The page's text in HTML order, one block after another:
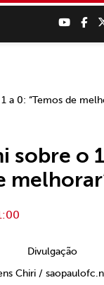
sobre o
Chiri /